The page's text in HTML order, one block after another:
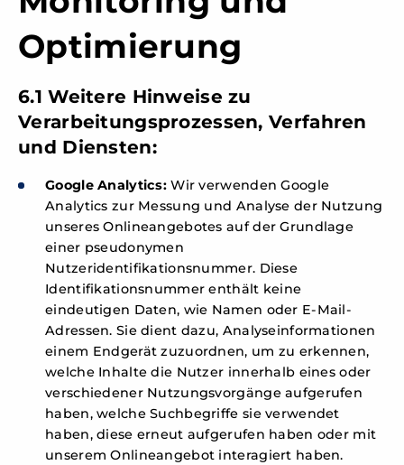
Optimierung
6.1 Weitere Hinweise zu
Verarbeitungsprozessen, Verfahren
und Diensten:
Google Analytics:Wir verwenden Google
Analytics zur Messung und Analyse der Nutzung
unseres Onlineangebotes auf der Grundlage
einer pseudonymen
Nutzeridentifikationsnummer. Diese
Identifikationsnummer enthält keine
eindeutigen Daten, wie Namen oder E-Mail-
Adressen. Sie dient dazu, Analyseinformationen
einem Endgerät zuzuordnen, um zu erkennen,
welche Inhalte die Nutzer innerhalb eines oder
verschiedener Nutzungsvorgänge aufgerufen
haben, welche Suchbegriffe sie verwendet
haben, diese erneut aufgerufen haben oder mit
unserem Onlineangebot interagiert haben.